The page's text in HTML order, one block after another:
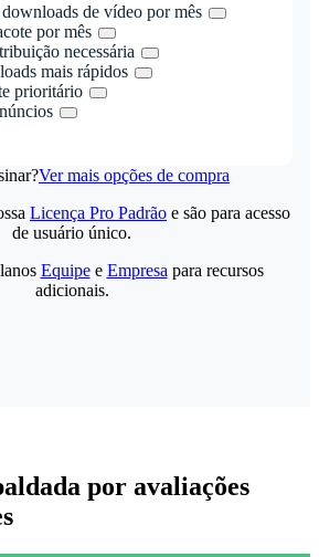
de vídeo por mês
por mês
necessária
mais rápidos
prioritário
Ver mais opções de compra
Licença Pro Padrão e são para acesso
de usuário único.
Equipee Empresa para recursos
adicionais.
por avaliações